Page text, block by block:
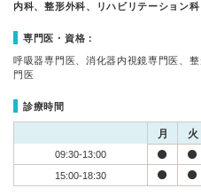
内科、整形外科、リハビリテーション
専門医・資格：
呼吸器専門医、消化器内視鏡専門医、
門医
診療時間
月 火
09:30-13:00
15:00-18:30